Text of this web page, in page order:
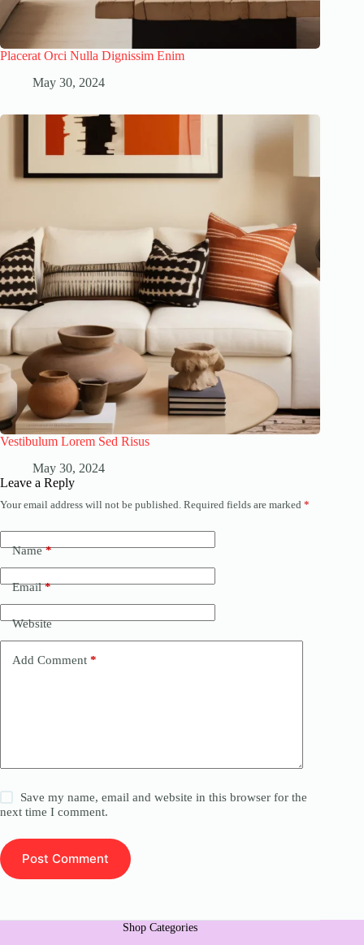
Placerat Orci Nulla Dignissim Enim
May 30, 2024
Vestibulum Lorem Sed Risus
May 30, 2024
Leave a Reply
Your email address will not be published. Required fields are marked *
Name*
Email*
Website
Add Comment *
Save my name, email and website in this browser for the
next time I comment.
Post Comment
Shop Categories